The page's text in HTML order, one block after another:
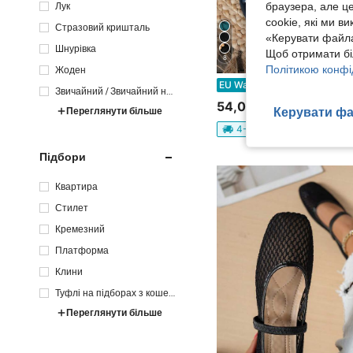
Лук
Стразовий кришталь
Шнурівка
Жоден
Звичайний / Звичайний но
сокПереглянути більше
Підбори
Квартира
Стилет
Кремезний
Платформа
Клини
Туфлі на підборах з кошен
ятами
Переглянути більше
8
EU Warehouse
54,00zł
4-5 робочих днів
браузера, але
cookie, які ми
«Керувати
Щоб отримати
Політикою
Керувати